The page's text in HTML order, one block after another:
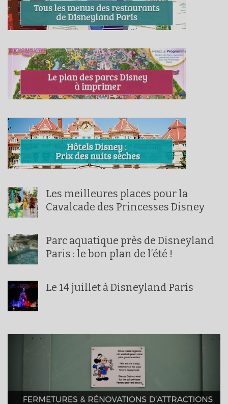
Les meilleures places pour la
Cavalcade des Princesses Disney
Parc aquatique près de Disneyland
Paris : le bon plan de l’été !
Le 14 juillet à Disneyland Paris